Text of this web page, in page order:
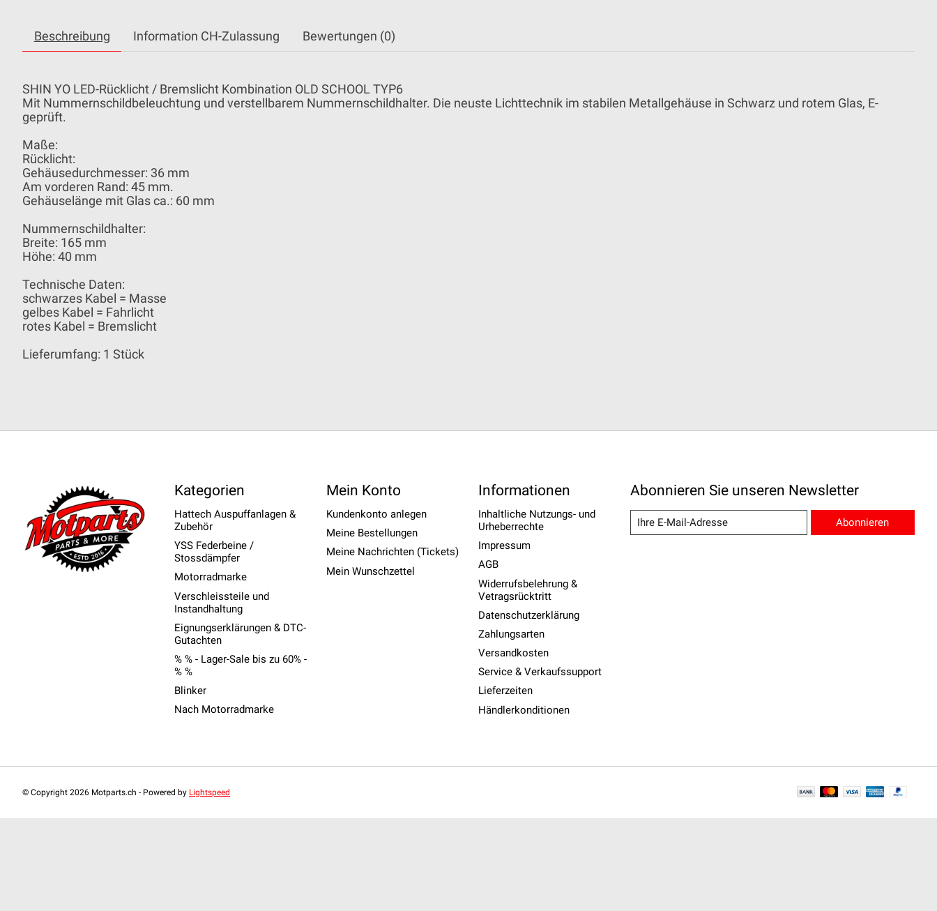
Beschreibung Information CH-Zulassung Bewertungen (0)
SHIN YO LED-Rücklicht / Bremslicht Kombination OLD SCHOOL TYP6
Mit Nummernschildbeleuchtung und verstellbarem Nummernschildhalter. Die neuste Lichttechnik im stabilen Metallgehäuse in Schwarz und rotem Glas, E-
geprüft.
Maße:
Rücklicht:
Gehäusedurchmesser: 36 mm
Am vorderen Rand: 45 mm.
Gehäuselänge mit Glas ca.: 60 mm
Nummernschildhalter:
Breite: 165 mm
Höhe: 40 mm
Technische Daten:
schwarzes Kabel = Masse
gelbes Kabel = Fahrlicht
rotes Kabel = Bremslicht
Lieferumfang: 1 Stück
Kategorien
Hattech Auspuffanlagen &
Zubehör
YSS Federbeine /
Stossdämpfer
Motorradmarke
Verschleissteile und
Instandhaltung
Eignungserklärungen & DTC-
Gutachten
% % - Lager-Sale bis zu 60% -
% %
Blinker
Nach Motorradmarke
Mein Konto
Kundenkonto anlegen
Meine Bestellungen
Meine Nachrichten (Tickets)
Mein Wunschzettel
Informationen
Inhaltliche Nutzungs- und
Urheberrechte
Impressum
AGB
Widerrufsbelehrung &
Vetragsrücktritt
Datenschutzerklärung
Zahlungsarten
Versandkosten
Service & Verkaufssupport
Lieferzeiten
Händlerkonditionen
Abonnieren Sie unseren Newsletter
Abonnieren
© Copyright 2026 Motparts.ch - Powered by Lightspeed